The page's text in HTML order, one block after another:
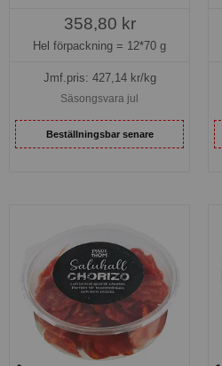
358,80 kr
Hel förpackning = 12*70 g
Jmf.pris: 427,14kr/kg
Säsongsvara jul
Beställningsbar senare